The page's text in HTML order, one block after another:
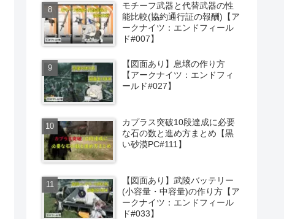
モチーフ武器と代替武器の性
能比較(協約通行証の報酬)【ア
ークナイツ：エンドフィール
ド#007】
【図面あり】息壌の作り方
【アークナイツ：エンドフィ
ールド#027】
カプラス突破10段達成に必要
な石の数と進め方まとめ【黒
い砂漠PC#111】
【図面あり】武陵バッテリー
(小容量・中容量)の作り方【ア
ークナイツ：エンドフィール
ド#033】